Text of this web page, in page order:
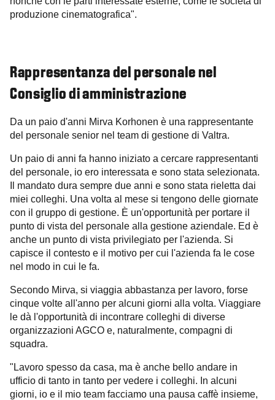
produzione cinematografica".
Rappresentanza del personale nel
Consiglio di amministrazione
Da un paio d'anni Mirva Korhonen è una rappresentante
del personale senior nel team di gestione di Valtra.
Un paio di anni fa hanno iniziato a cercare rappresentanti
del personale, io ero interessata e sono stata selezionata.
Il mandato dura sempre due anni e sono stata rieletta dai
miei colleghi. Una volta al mese si tengono delle giornate
con il gruppo di gestione. È un'opportunità per portare il
punto di vista del personale alla gestione aziendale. Ed è
anche un punto di vista privilegiato per l'azienda. Si
capisce il contesto e il motivo per cui l'azienda fa le cose
nel modo in cui le fa.
Secondo Mirva, si viaggia abbastanza per lavoro, forse
cinque volte all'anno per alcuni giorni alla volta. Viaggiare
le dà l'opportunità di incontrare colleghi di diverse
organizzazioni AGCO e, naturalmente, compagni di
squadra.
"Lavoro spesso da casa, ma è anche bello andare in
ufficio di tanto in tanto per vedere i colleghi. In alcuni
giorni, io e il mio team facciamo una pausa caffè insieme,